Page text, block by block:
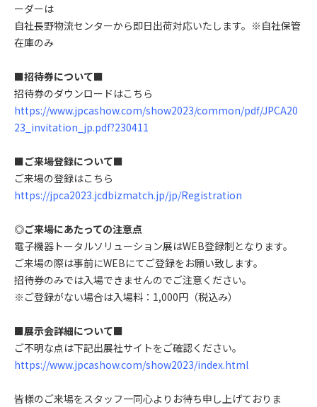
ーダーは
自社長野物流センターから即日出荷対応いたします。※自社保管
在庫のみ
■招待券について■
招待券のダウンロードはこちら
https://www.jpcashow.com/show2023/common/pdf/JPCA20
23_invitation_jp.pdf?230411
■ご来場登録について■
ご来場の登録はこちら
https://jpca2023.jcdbizmatch.jp/jp/Registration
◎ご来場にあたっての注意点
電子機器トータルソリューション展はWEB登録制となります。
ご来場の際は事前にWEBにてご登録をお願い致します。
招待券のみでは入場できませんのでご注意ください。
※ご登録がない場合は入場料：1,000円（税込み）
■展示会詳細について■
ご不明な点は下記出展社サイトをご確認ください。
https://www.jpcashow.com/show2023/index.html
皆様のご来場をスタッフ一同心よりお待ち申し上げておりま